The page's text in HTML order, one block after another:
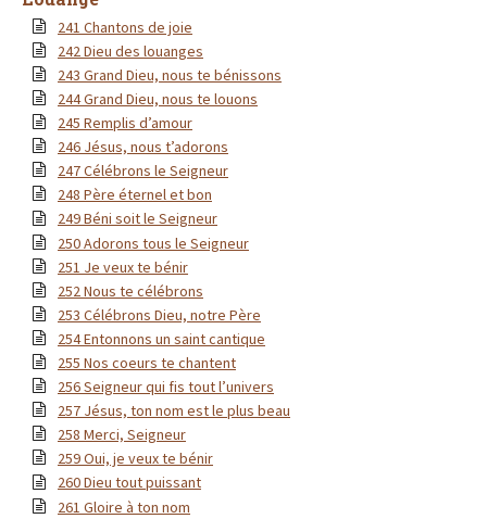
241 Chantons de joie
242 Dieu des louanges
243 Grand Dieu, nous te bénissons
244 Grand Dieu, nous te louons
245 Remplis d’amour
246 Jésus, nous t’adorons
247 Célébrons le Seigneur
248 Père éternel et bon
249 Béni soit le Seigneur
250 Adorons tous le Seigneur
251 Je veux te bénir
252 Nous te célébrons
253 Célébrons Dieu, notre Père
254 Entonnons un saint cantique
255 Nos coeurs te chantent
256 Seigneur qui fis tout l’univers
257 Jésus, ton nom est le plus beau
258 Merci, Seigneur
259 Oui, je veux te bénir
260 Dieu tout puissant
261 Gloire à ton nom